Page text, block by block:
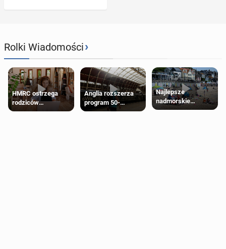
Rolki Wiadomości›
HMRC ostrzega
rodziców
pobierających Child
Anglia rozszerza
program 50-
procentowych
Najlepsze
nadmorskie
miasteczko blisko